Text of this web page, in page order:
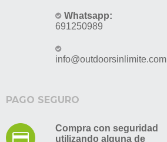
Whatsapp:
691250989
info@outdoorsinlimite.com
PAGO SEGURO
Compra con seguridad
utilizando alguna de